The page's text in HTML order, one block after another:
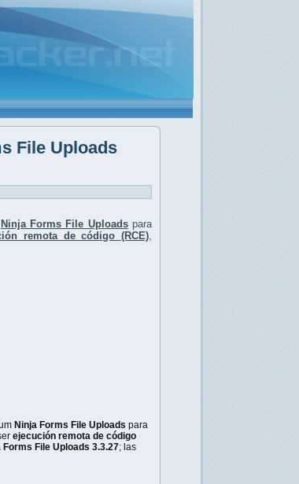
File Uploads
Ninja Forms File Uploadspara
remota de código (RCE)
Ninja Forms File Uploads para
ejecución remota de código
Forms File Uploads 3.3.27; las